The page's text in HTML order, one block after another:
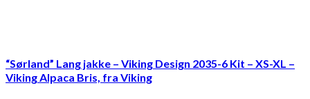
“Sørland” Lang jakke – Viking Design 2035-6 Kit – XS-XL –
Viking Alpaca Bris, fra Viking